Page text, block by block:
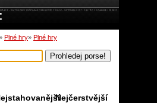
Plné hry» Plné hry
Nejčerstvější